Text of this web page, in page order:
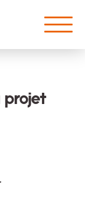
projet